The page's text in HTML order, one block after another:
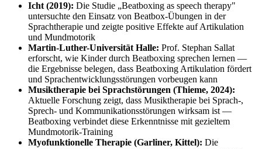
Icht (2019): Die Studie „Beatboxing as speech therapy"
untersuchte den Einsatz von Beatbox-Übungen in der
Sprachtherapie und zeigte positive Effekte auf Artikulation
und Mundmotorik
Martin-Luther-Universität Halle: Prof. Stephan Sallat
erforscht, wie Kinder durch Beatboxing sprechen lernen —
die Ergebnisse belegen, dass Beatboxing Artikulation fördert
und Sprachentwicklungsstörungen vorbeugen kann
Musiktherapie bei Sprachstörungen (Thieme, 2024):
Aktuelle Forschung zeigt, dass Musiktherapie bei Sprach-,
Sprech- und Kommunikationsstörungen wirksam ist —
Beatboxing verbindet diese Erkenntnisse mit gezieltem
Mundmotorik-Training
Myofunktionelle Therapie (Garliner, Kittel): Die